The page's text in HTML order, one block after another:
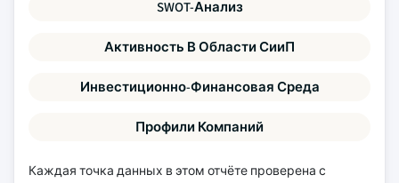
SWOT-Анализ
Активность В Области СииП
Инвестиционно-Финансовая Среда
Профили Компаний
Каждая точка данных в этом отчёте проверена с